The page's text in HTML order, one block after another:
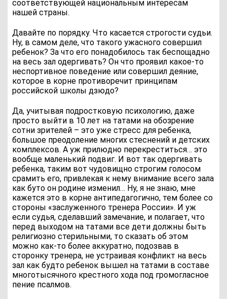
соответствующей национальным интересам
нашей страны.
Давайте по порядку. Что касается строгости судьи.
Ну, в самом деле, что такого ужасного совершил
ребенок? За что его понадобилось так беспощадно
на весь зал одергивать? Он что проявил какое-то
неспортивное поведение или совершил деяние,
которое в корне противоречит принципам
российской школы дзюдо?
Да, учитывая подростковую психологию, даже
просто выйти в 10 лет на татами на обозрение
сотни зрителей – это уже стресс для ребенка,
большое преодоление многих стеснений и детских
комплексов. А уж прилюдно перекреститься… это
вообще маленький подвиг. И вот так одергивать
ребенка, таким вот чудовищно строгим голосом
срамить его, привлекая к нему внимание всего зала
как буто он родине изменил… Ну, я не знаю, мне
кажется это в корне антипедагогично, тем более со
стороны «заслуженного тренера России». И уж
если судья, сделавший замечание, и полагает, что
перед выходом на татами все дети должны быть
религиозно стерильными, то сказать об этом
можно как-то более аккуратно, подозвав в
сторонку тренера, не устраивая конфликт на весь
зал как будто ребенок вышел на татами в составе
многотысячного крестного хода под громогласное
пение псалмов.